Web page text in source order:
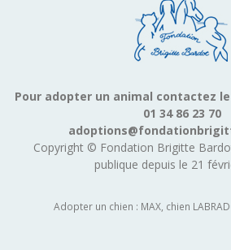
Pour adopter un animal contactez
01 34 86 23 70
Copyright © Fondation Brigitte
publique depuis le 21
Adopter un chien : MAX, chien